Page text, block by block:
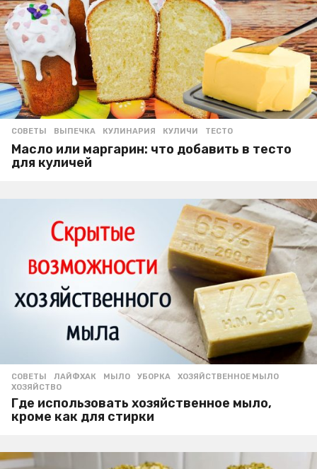
СОВЕТЫ ВЫПЕЧКА ,КУЛИНАРИЯ ,КУЛИЧИ ,ТЕСТО
Масло или маргарин: что добавить в тесто
для куличей
СОВЕТЫ ЛАЙФХАК ,МЫЛО ,УБОРКА ,ХОЗЯЙСТВЕННОЕ МЫЛО
ХОЗЯЙСТВО
Где использовать хозяйственное мыло,
кроме как для стирки